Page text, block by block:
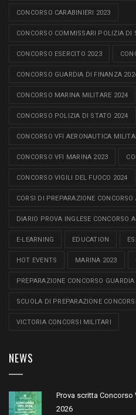
CONCORSO CARABINIERI 2023
CONCORSO COMMISSARI POLIZIA DI
CONCORSO ESERCITO 2023
CONCORSO GUARDIA DI FINANZA
CONCORSO MARINA MILITARE 2024
CONCORSO POLIZIA DI STATO 2024
CONCORSO VFI AERONAUTICA
CONCORSO VFI MARINA 2023
CONCORSO VIGILI DEL FUOCO 2024
CORSI DI PREPARAZIONE CONCORSO
DIARIO PROVA INGLESE CONCORSO
E-LEARNING EDUCATION
HOT EVENTS MARINA 2023
PREPARAZIONE CONCORSO
SCUOLA DI PREPARAZIONE
VICTORIA CONCORSI MILITARI
NEWS
Prova scritta Concorso
2026